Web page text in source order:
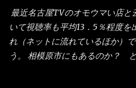
ずに汁も薄らむこともなく・・
しました。 腹イッパイだけど、
たし満足達成度100％ 苦しいと
は入りそうだね。 と云う事で、
試したら、確...
讃岐饂飩チェーン店と関係が
ケージからすれば、間違いなく
用箱詰め饂飩・・・またもやメ
この様な状態です。 乾麺の束が
最近名古屋TVのオモウマい店
いて視聴率も平均13．5％程度
れ（ネットに流れているほか）
う。 相模原市にもあるのか？